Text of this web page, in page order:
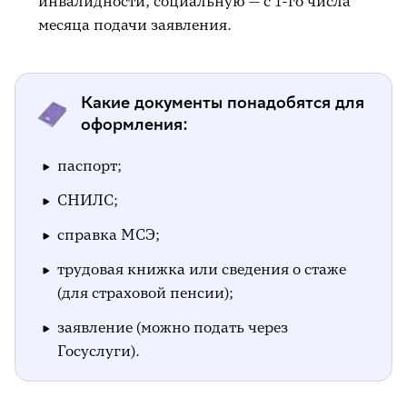
месяца подачи заявления.
Какие документы понадобятся для
оформления:
паспорт;
СНИЛС;
справка МСЭ;
трудовая книжка или сведения о стаже
(для страховой пенсии);
заявление (можно подать через
Госуслуги).